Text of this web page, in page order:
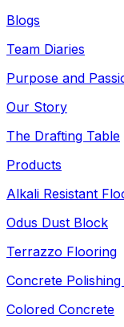
Blogs
Team Diaries
Purpose and
Our Story
The Drafting Table
Products
Alkali Resistant
Odus Dust Block
Terrazzo Flooring
Concrete Polishing
Colored Concrete